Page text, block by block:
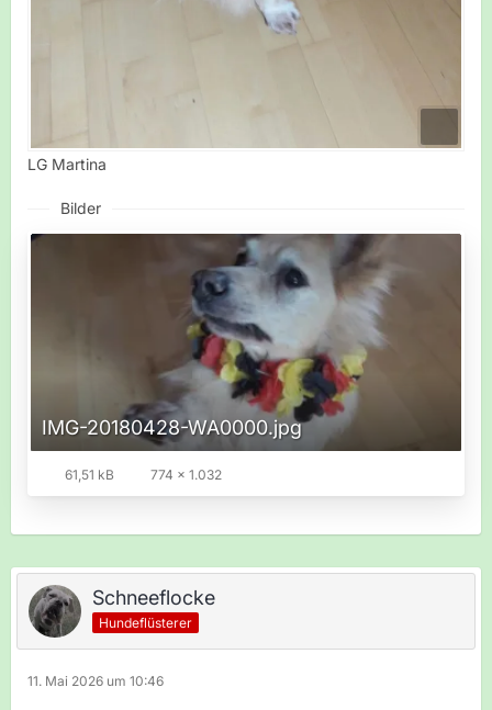
LG Martina
Bilder
IMG-20180428-WA0000.jpg
61,51 kB 774 × 1.032
Schneeflocke
Hundeflüsterer
11. Mai 2026 um 10:46